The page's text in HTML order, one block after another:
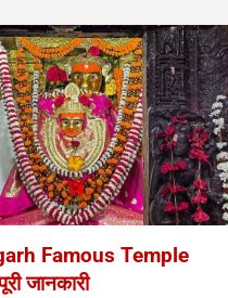
Famous Temple
जानकारी